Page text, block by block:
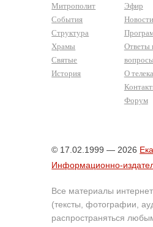
Митрополит
События
Структура
Храмы
Святые
История
Эфир
Новости
Ответы
вопросы
О
Форум
© 17.02.1999 — 2026
Информационно-
Все материалы
(тексты, фотографии,
распространяться